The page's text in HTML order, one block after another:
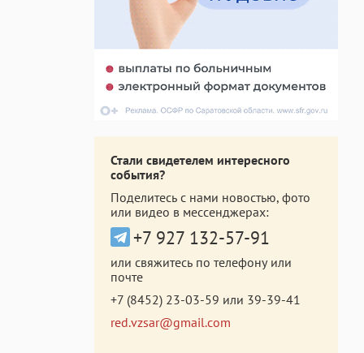
Стали свидетелем интересного
события?
Поделитесь с нами новостью, фото
или видео в мессенджерах:
+7 927 132-57-91
или свяжитесь по телефону или
почте
+7 (8452) 23-03-59 или 39-39-41
red.vzsar@gmail.com